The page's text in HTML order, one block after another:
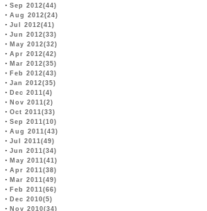
・ Sep 2012(44)
・ Aug 2012(24)
・ Jul 2012(41)
・ Jun 2012(33)
・ May 2012(32)
・ Apr 2012(42)
・ Mar 2012(35)
・ Feb 2012(43)
・ Jan 2012(35)
・ Dec 2011(4)
・ Nov 2011(2)
・ Oct 2011(33)
・ Sep 2011(10)
・ Aug 2011(43)
・ Jul 2011(49)
・ Jun 2011(34)
・ May 2011(41)
・ Apr 2011(38)
・ Mar 2011(49)
・ Feb 2011(66)
・ Dec 2010(5)
・ Nov 2010(34)